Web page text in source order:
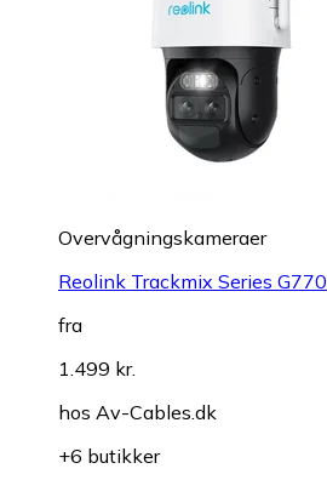
Overvågningskameraer
Reolink Trackmix Series G770
fra
1.499 kr.
hos Av-Cables.dk
+6 butikker